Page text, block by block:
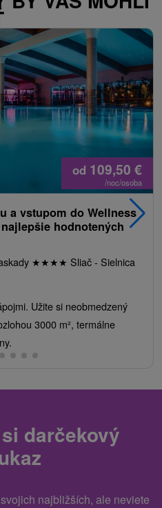
od 109,50 €
/noc/osoba
a vstupom do Wellness
hodnotených
★★★★ Sliač - Sielnica
Užite si neobmedzený
3000 m², termálne
darčekový
najbližších, ale neviete